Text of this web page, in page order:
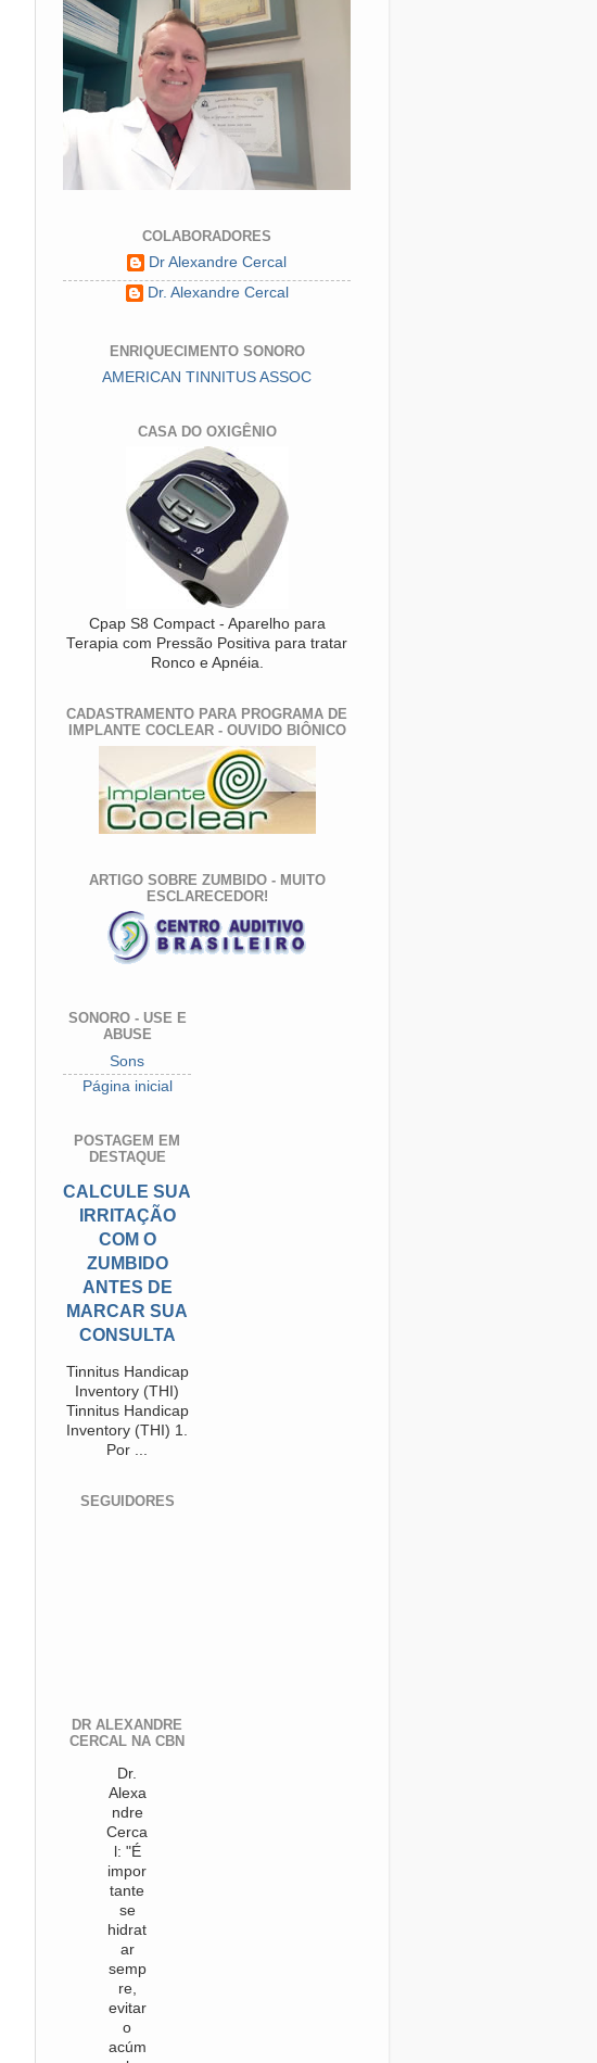
COLABORADORES
Dr Alexandre Cercal
Dr. Alexandre Cercal
ENRIQUECIMENTO SONORO
AMERICAN TINNITUS ASSOC
CASA DO OXIGÊNIO
Cpap S8 Compact - Aparelho para
Terapia com Pressão Positiva para tratar
Ronco e Apnéia.
CADASTRAMENTO PARA PROGRAMA DE
IMPLANTE COCLEAR - OUVIDO BIÔNICO
ARTIGO SOBRE ZUMBIDO - MUITO
ESCLARECEDOR!
SONORO - USE E
ABUSE
Sons
Página inicial
POSTAGEM EM
DESTAQUE
CALCULE SUA
IRRITAÇÃO
COM O
ZUMBIDO
ANTES DE
MARCAR SUA
CONSULTA
Tinnitus Handicap
Inventory (THI)
Tinnitus Handicap
Inventory (THI) 1.
Por ...
SEGUIDORES
DR ALEXANDRE
CERCAL NA CBN
Dr.
Alexa
ndre
Cerca
l: "É
impor
tante
se
hidrat
ar
semp
re,
evitar
o
acúm